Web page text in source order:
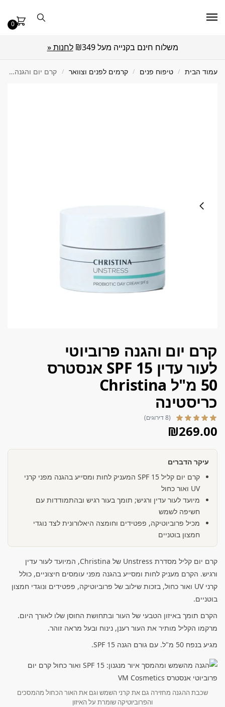
0
משלוח חינם בקנייה מעל ₪349 לחנות «
עמוד הבית / טיפוח פנים / קרמים לפנים וצוואר / קרם יום והגנה פרוביוטי לעור עדין SPF 15 אנסטרס 50 מ"ל Christina כריסטינה
קרם יום והגנה פרוביוטי
לעור עדין SPF 15 אנסטרס
50 מ"ל Christina
כריסטינה
(8 דירוגים)
₪269.00
עיקר הדברים
קרם יום קליל SPF 15 המעניק לחות ומסייע בהגנה מפני קרני
UV ואור כחול
מיועד לעור עדין ורגיש; תומך בעור רגיש ובהתמודדות עם
חשיפה לשמש
מכיל פרוביוטיקה, פפטידים וחומצה היאלורונית לצד נוגדי
חמצון בוטניים
קרם יום קליל מסדרת Unstress של Christina, המיועד לעור עדין
ורגיש. הקרם מעניק לחות ומסייע בהגנה מפני עומסים חיצוניים, כולל
קרני UV ואור כחול, בזכות שילוב של פרוביוטיקה, פפטידים ונוגדי חמצון
בוטניים.
הקרם תומך באיזון הטבעי של העור ובתחושת החוסן שלו לאורך היום.
מרקמו הקליל מותיר את העור רענן, נינוח ובעל מראה זוהר.
מגיע בנפח 50 מ"ל. עם גורם הגנה SPF 15.
שכבת ההגנה מחזירה גם את קרני השמש וגם את האור הכחול מהמסכים
והפרוביוטיקה שומרת על האיזון